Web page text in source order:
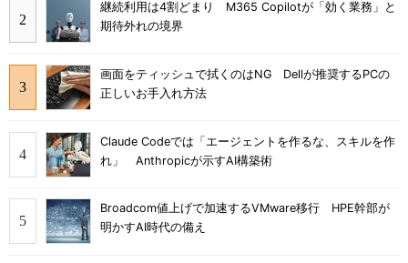
継続利用は4割どまり M365 Copilotが「効く業務」と
期待外れの境界
画面をティッシュで拭くのはNG Dellが推奨するPCの
正しいお手入れ方法
Claude Codeでは「エージェントを作るな、スキルを作
れ」 Anthropicが示すAI構築術
Broadcom値上げで加速するVMware移行 HPE幹部が
明かすAI時代の備え